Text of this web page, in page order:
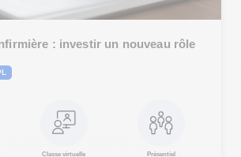
: investir un nouveau rôle
Classe virtuelle Présentiel